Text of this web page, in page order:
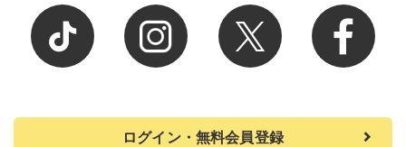
ログイン・無料会員登録